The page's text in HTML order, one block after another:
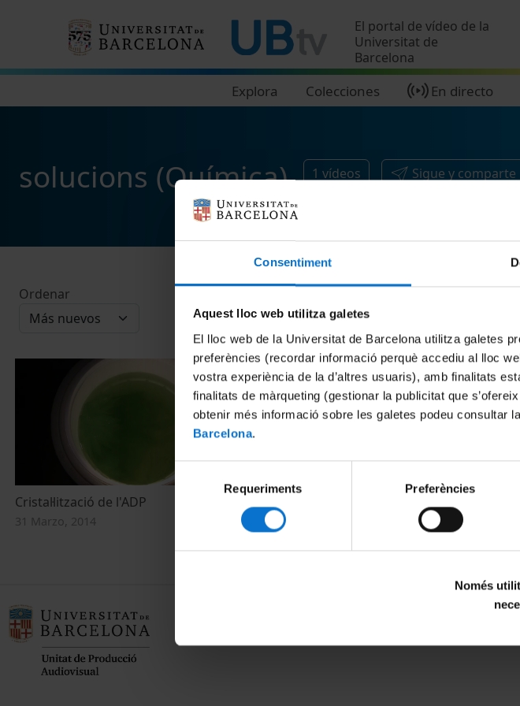
Consentiment
Aquest lloc web utilitza galetes
El lloc web de la Universitat de Barcelona utilitza galetes
preferències (recordar informació perquè accediu al lloc
vostra experiència de la d’altres usuaris), amb finalitats
finalitats de màrqueting (gestionar la publicitat que
obtenir més informació sobre les galetes podeu consultar la
Barcelona.
Selecció
de
consentiment
Requeriments Preferències
Només
El portal de vídeo de la
Universitat de
Barcelona
Explora Colecciones En directo
solucions (Química) 1 vídeos Sigue y comparte
Ordenar
Cristal·lització de l'ADP
31 Marzo, 2014
MENÚ PEU 1
Aviso legal